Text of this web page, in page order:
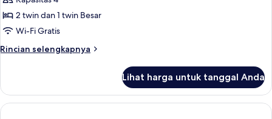
Standar
2 twin dan 1 twin Besar
Wi-Fi Gratis
Rincian selengkapnya
Rincian
Apartemen
Standar
Lihat harga untuk tanggal Anda